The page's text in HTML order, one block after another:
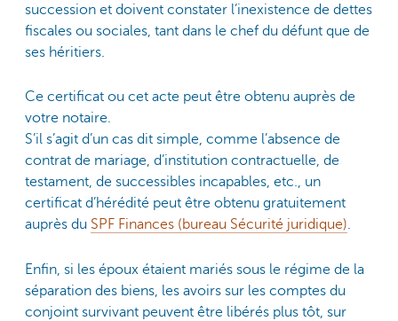
succession et doivent constater l’inexistence de dettes
fiscales ou sociales, tant dans le chef du défunt que de
ses héritiers.
Ce certificat ou cet acte peut être obtenu auprès de
votre notaire.
S’il s’agit d’un cas dit simple, comme l’absence de
contrat de mariage, d’institution contractuelle, de
testament, de successibles incapables, etc., un
certificat d’hérédité peut être obtenu gratuitement
auprès du SPF Finances (bureau Sécurité juridique).
Enfin, si les époux étaient mariés sous le régime de la
séparation des biens, les avoirs sur les comptes du
conjoint survivant peuvent être libérés plus tôt, sur